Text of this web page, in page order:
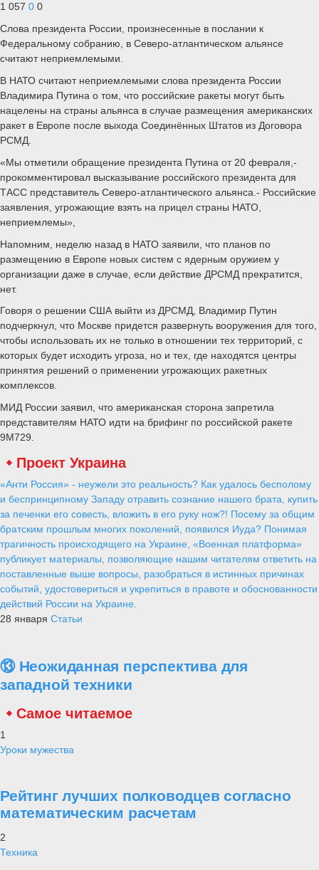
1 057 0 0
Слова президента России, произнесенные в послании к
Федеральному собранию, в Северо-атлантическом альянсе
считают неприемлемыми.
В НАТО считают неприемлемыми слова президента России
Владимира Путина о том, что российские ракеты могут быть
нацелены на страны альянса в случае размещения американских
ракет в Европе после выхода Соединённых Штатов из Договора
РСМД.
«Мы отметили обращение президента Путина от 20 февраля,-
прокомментировал высказывание российского президента для
ТАСС представитель Северо-атлантического альянса.- Российские
заявления, угрожающие взять на прицел страны НАТО,
неприемлемы»,
Напомним, неделю назад в НАТО заявили, что планов по
размещению в Европе новых систем с ядерным оружием у
организации даже в случае, если действие ДРСМД прекратится,
нет.
Говоря о решении США выйти из ДРСМД, Владимир Путин
подчеркнул, что Москве придется развернуть вооружения для того,
чтобы использовать их не только в отношении тех территорий, с
которых будет исходить угроза, но и тех, где находятся центры
принятия решений о применении угрожающих ракетных
комплексов.
МИД России заявил, что американская сторона запретила
представителям НАТО идти на брифинг по российской ракете
9М729.
Проект Украина
«Анти Россия» - неужели это реальность? Как удалось бесполому
и беспринципному Западу отравить сознание нашего брата, купить
за печенки его совесть, вложить в его руку нож?! Посему за общим
братским прошлым многих поколений, появился Иуда? Понимая
трагичность происходящего на Украине, «Военная платформа»
публикует материалы, позволяющие нашим читателям ответить на
поставленные выше вопросы, разобраться в истинных причинах
событий, удостовериться и укрепиться в правоте и обоснованности
действий России на Украине.
28 января Статьи
⑬ Неожиданная перспектива для
западной техники
Самое читаемое
1
Уроки мужества
Рейтинг лучших полководцев согласно
математическим расчетам
2
Техника